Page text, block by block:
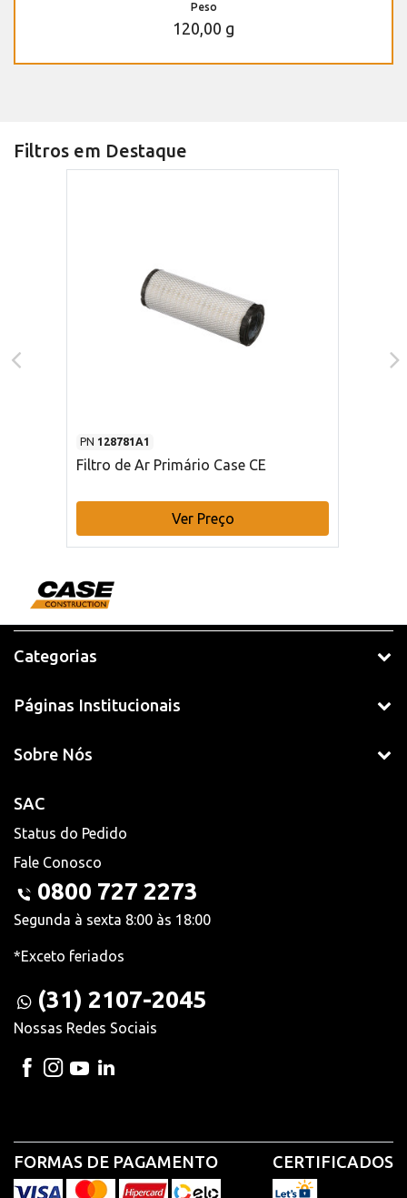
Peso
120,00 g
Filtros em Destaque
PN 128781A1
Filtro de Ar Primário Case CE
Ver Preço
Categorias
Páginas Institucionais
Sobre Nós
SAC
Status do Pedido
Fale Conosco
0800 727 2273
Segunda à sexta 8:00 às 18:00
*Exceto feriados
(31) 2107-2045
Nossas Redes Sociais
FORMAS DE PAGAMENTO CERTIFICADOS